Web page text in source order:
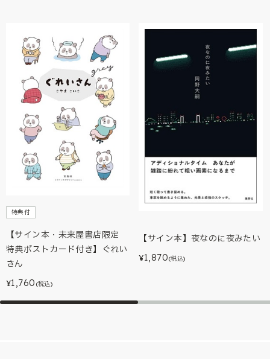
特典付
【サイン本・未来屋書店限定
特典ポストカード付き】ぐれい
さん
¥1,760 (税込)
【サイン本】夜なのに夜みたい
¥1,870(税込)